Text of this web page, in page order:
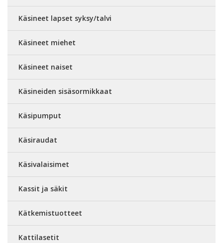
Käsineet lapset syksy/talvi
Käsineet miehet
Käsineet naiset
Käsineiden sisäsormikkaat
Käsipumput
Käsiraudat
Käsivalaisimet
Kassit ja säkit
Kätkemistuotteet
Kattilasetit